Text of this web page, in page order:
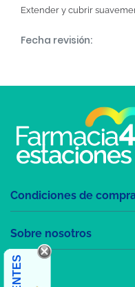
Extender y cubrir
Fecha revisión:
Condiciones de
Sobre nosotros